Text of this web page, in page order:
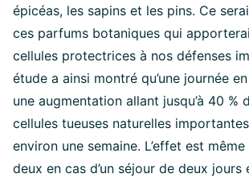
épicéas, les sapins et les pins. Ce
ces parfums botaniques qui
cellules protectrices à nos défenses
étude a ainsi montré qu’une journée
une augmentation allant jusqu’à 40 %
cellules tueuses naturelles
environ une semaine. L’effet est
deux en cas d’un séjour de deux